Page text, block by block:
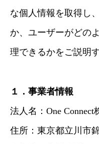
な個人情報を取得し
か、ユーザーがどの
理できるかをご説明
１．事業者情報
法人名：One Connect
住所：東京都立川市